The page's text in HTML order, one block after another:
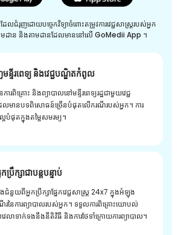
រុញដោយបច្ចេកវិទ្យាចំពោះតម្រូវការវេជ្ជសាស្រ្តរបស់អ្នក
ដាន និងតាមដានដែលមាននៅលើ GoMedii App ។
ន្ទីរពេទ្យ និងវេជ្ជបណ្ឌិតកំពូល
ារពិគ្រោះ និងព្យាបាលនៅមន្ទីរពេទ្យរដ្ឋជាមួយវេជ្ជ
លមានបទពិសោធន៍ច្រើនបំផុតលើករណីរបស់អ្នក។ ការ
អបំផុតក្នុងតម្លៃសមរម្យ។
រឹក្សាជាបន្តបន្ទាប់
យពីអ្នកប្រឹក្សាផ្នែកវេជ្ជសាស្រ្ត 24x7 ក្នុងអំឡុង
នៃការព្យាបាលរបស់អ្នក។ ទទួលការពិគ្រោះយោបល់
េលាទាក់ទងនឹងនីតិវិធី និងការថែទាំក្រោយការព្យាបាល។